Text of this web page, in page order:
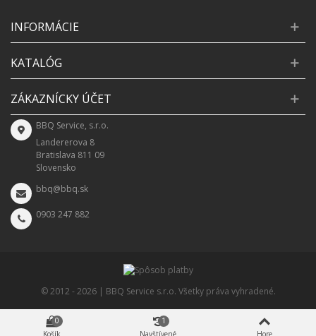
INFORMÁCIE
KATALÓG
ZÁKAZNÍCKY ÚČET
BBQ Service, s.r.o.
Landererova 8
Bratislava 811 09
Slovensko
bbq@bbq.sk
0903 247 882
© 2012 -2026 | BBQ Service s.r.o. Všetky práva vyhradené.
Košík
0
Navštívené
1
Hore